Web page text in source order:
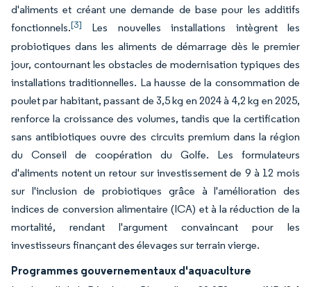
d'aliments et créant une demande de base pour les additifs
fonctionnels.[3]
Les nouvelles installations intègrent les
probiotiques dans les aliments de démarrage dès le premier
jour, contournant les obstacles de modernisation typiques des
installations traditionnelles. La hausse de la consommation de
poulet par habitant, passant de 3,5 kg en 2024 à 4,2 kg en 2025,
renforce la croissance des volumes, tandis que la certification
sans antibiotiques ouvre des circuits premium dans la région
du Conseil de coopération du Golfe. Les formulateurs
d'aliments notent un retour sur investissement de 9 à 12 mois
sur l'inclusion de probiotiques grâce à l'amélioration des
indices de conversion alimentaire (ICA) et à la réduction de la
mortalité, rendant l'argument convaincant pour les
investisseurs finançant des élevages sur terrain vierge.
Programmes gouvernementaux d'aquaculture